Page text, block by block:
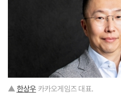
▲한상우 카카오게임즈 대표.